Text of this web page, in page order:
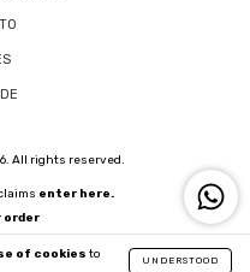
of cookies to
UNDERSTOOD
All rights reserved.
enter here.
order